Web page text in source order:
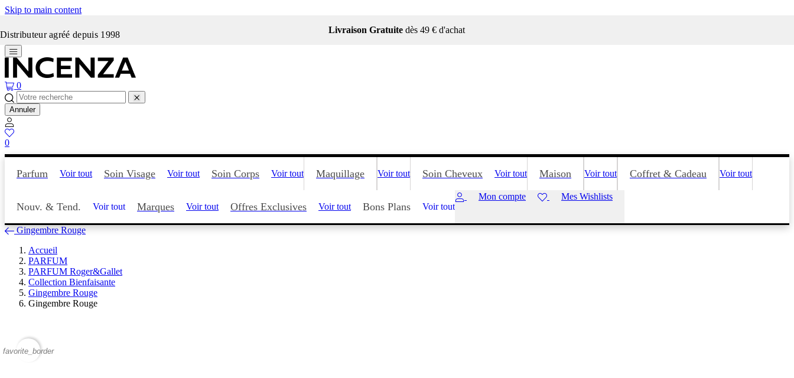
Skip to main content
Distributeur agréé depuis 1998Incenza fait peau neuve Livraison Gratuitedès 49 € d'achat
0
Annuler
0
Parfum Voir tout Soin Visage Voir tout Soin Corps Voir tout Maquillage Voir tout Soin Cheveux Voir tout Maison Voir tout Coffret & Cadeau Voir tout
Nouv. & Tend. Voir tout Marques Voir tout Offres Exclusives Voir tout Bons Plans Voir tout
Mon compte Mes Wishlists
Gingembre Rouge
Accueil
PARFUM
PARFUM Roger&Gallet
Collection Bienfaisante
Gingembre Rouge
Gingembre Rouge
favorite_border